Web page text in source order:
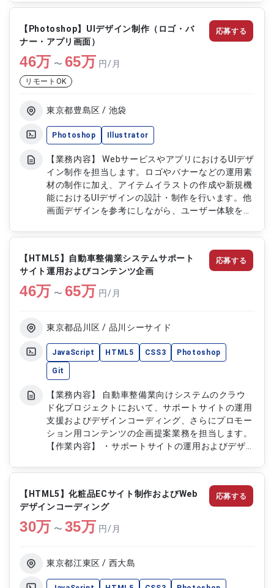
向上を意識した画面設計やデザイン改善にも継続的
サービスおよび業務支援アプリのUIUXデザイン ・
デザイン戦略設計および標準化対応 ・新規サービ
ス立ち上げにおけるデザイン業務
【Photoshop】UIデザイン制作（ロゴ・バ
ナー・アプリ画面）
46万 〜 65万 円/月
リモートOK
東京都豊島区 / 池袋
Photoshop Illustrator
【業務内容】 WebサービスやアプリにおけるUIデザ
イン制作を担当します。ロゴやバナーなどの運用素
材の制作に加え、アイテムイラストの作成や新規機
能におけるUIデザインの設計・制作を行います。他
画面デザインを参考にしながら、ユーザー体験を意
・ロゴおよびバナーなどの運用素材制作 ・アイテ
ムイラストの制作 ・既存画面を参考にしたUIデザイ
ン制作 ・新規機能の画面デザイン設計および作成
・PhotoshopおよびIllustratorを用いたデザイン業
務
応募する
【HTML5】自動車整備業システムサポート
サイト運用およびコンテンツ企画
46万 〜 65万 円/月
東京都品川区 / 品川シーサイド
JavaScript HTML5 CSS3 Photoshop
Git
【業務内容】 自動車整備業向けシステムのクラウ
ド化プロジェクトにおいて、サポートサイトの運用
支援およびデザインコーディング、さらにプロモー
ション用コンテンツの企画提案業務を担当します。
【作業内容】 ・サポートサイトの運用およびデザ
ンツの企画提案業務 ・UIUXを意識したデザイン制
作対応 ・PhotoshopおよびAdobeXDを用いたデザ
イン業務 ・サイト改善およびコンテンツ更新対応
応募する
【HTML5】化粧品ECサイト制作およびWeb
デザインコーディング
30万 〜 35万 円/月
東京都江東区 / 西大島
応募する